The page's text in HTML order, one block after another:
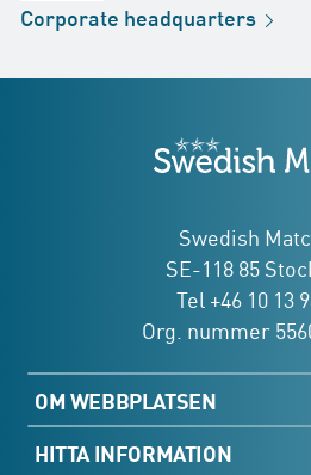
Distribution
Butik
Corporate headquarters
Swedish
SE-118 85
Tel +46 10 13
Org. nummer
OM WEBBPLATSEN
Webbkarta
HITTA INFORMATION